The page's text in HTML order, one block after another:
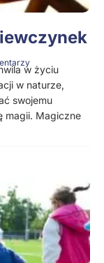
w życiu
w naturze,
swojemu
magii. Magiczne